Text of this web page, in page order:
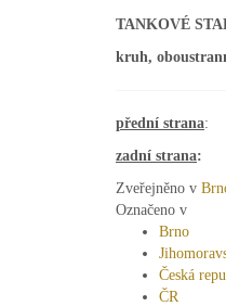
TANKOVÉ
kruh,
přední strana:
zadní strana:
Zveřejněno v
Označeno v
Brno
Česká
ČR